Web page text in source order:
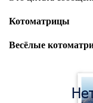
Котоматрицы
Весёлые